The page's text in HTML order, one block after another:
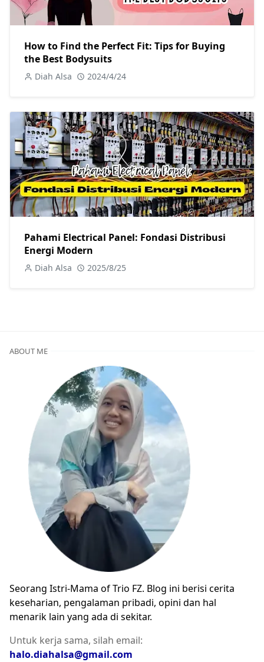
How to Find the Perfect Fit: Tips for Buying
the Best Bodysuits
Diah Alsa 2024/4/24
Pahami Electrical Panel: Fondasi Distribusi
Energi Modern
Diah Alsa 2025/8/25
ABOUT ME
Seorang Istri-Mama of Trio FZ. Blog ini berisi cerita
keseharian, pengalaman pribadi, opini dan hal
menarik lain yang ada di sekitar.
Untuk kerja sama, silah email:
halo.diahalsa@gmail.com